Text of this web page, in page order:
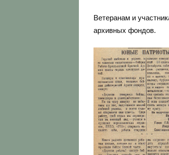
Ветеранам и
архивных фондов.